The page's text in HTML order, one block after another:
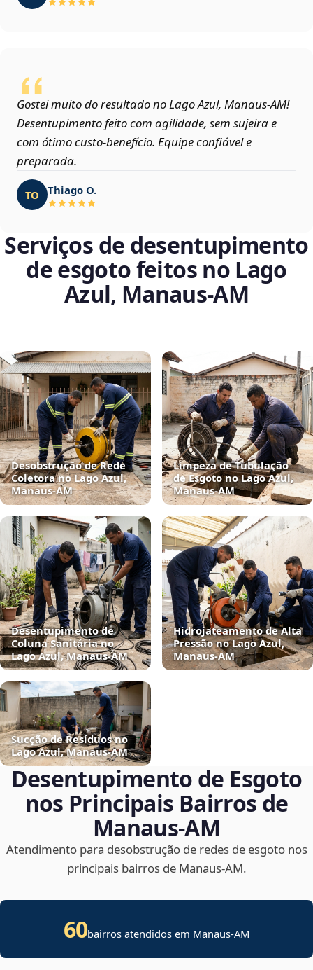
Gostei muito do resultado no Lago Azul, Manaus‑AM!
Desentupimento feito com agilidade, sem sujeira e
com ótimo custo-benefício. Equipe confiável e
preparada.
TO Thiago O.
Serviços de desentupimento
de esgoto feitos no Lago
Azul, Manaus‑AM
Desobstrução de Rede
Coletora no Lago Azul,
Manaus‑AM
Limpeza de Tubulação
de Esgoto no Lago Azul,
Manaus‑AM
Desentupimento de
Coluna Sanitária no
Lago Azul, Manaus‑AM
Hidrojateamento de Alta
Pressão no Lago Azul,
Manaus‑AM
Sucção de Resíduos no
Lago Azul, Manaus‑AM
Desentupimento de Esgoto
nos Principais Bairros de
Manaus‑AM
Atendimento para desobstrução de redes de esgoto nos
principais bairros de Manaus‑AM.
60bairros atendidos em Manaus-AM